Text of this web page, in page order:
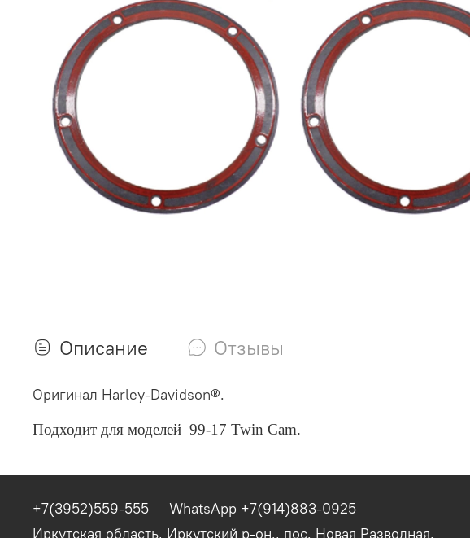
Описание Отзывы
Оригинал Harley-Davidson®.
Подходит для моделей 99-17 Twin Cam.
+7(3952)559-555
WhatsApp +7(914)883-0925
Иркутская область, Иркутский р-он., пос. Новая Разводная,